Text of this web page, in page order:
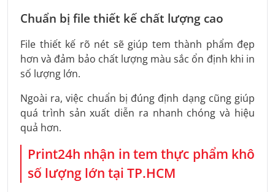
Chuẩn bị file thiết kế chất lượng cao
File thiết kế rõ nét sẽ giúp tem thành phẩm đẹp
hơn và đảm bảo chất lượng màu sắc ổn định khi in
số lượng lớn.
Ngoài ra, việc chuẩn bị đúng định dạng cũng giúp
quá trình sản xuất diễn ra nhanh chóng và hiệu
quả hơn.
Print24h nhận in tem thực phẩm khô
số lượng lớn tại TP.HCM